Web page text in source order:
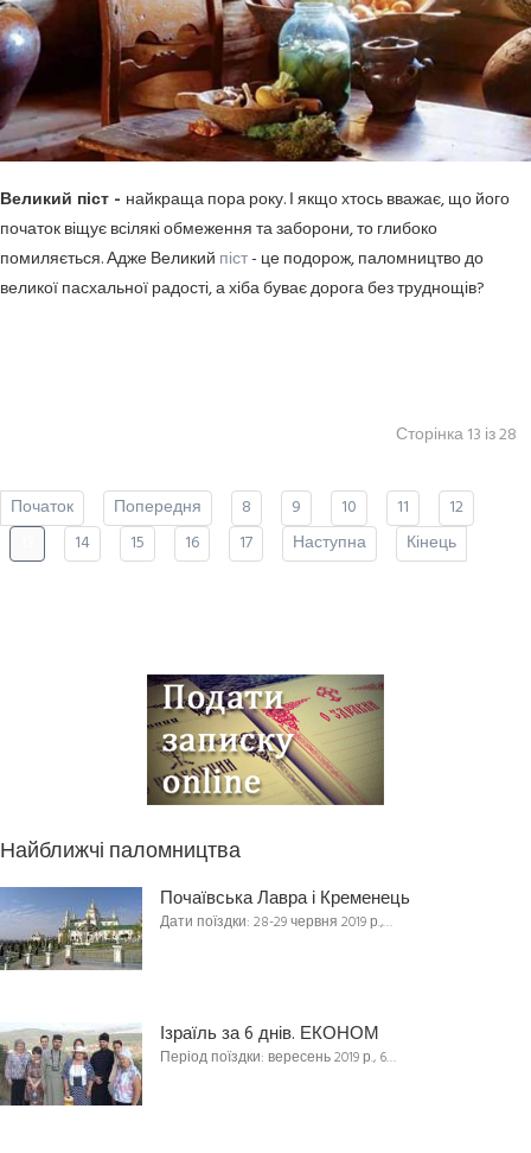
Великий піст - найкраща пора року. І якщо хтось вважає, що його
початок віщує всілякі обмеження та заборони, то глибоко
помиляється. Адже Великий піст- це подорож, паломництво до
великої пасхальної радості, а хіба буває дорога без труднощів?
Сторінка 13 із 28
Початок Попередня 8 9 10 11
12
14 15 16 17 Наступна Кінець
Найближчі паломництва
Почаївська Лавра і Кременець
Дати поїздки: 28-29 червня 2019 р.,…
Ізраїль за 6 днів. ЕКОНОМ
Період поїздки: вересень 2019 р., 6…